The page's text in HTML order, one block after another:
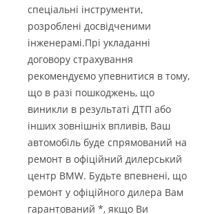
спеціальні інструменти,
розроблені досвідченими
інженерамі.Прі укладанні
договору страхування
рекомендуємо упевнитися в тому,
що в разі пошкоджень, що
виникли в результаті ДТП або
інших зовнішніх впливів, Ваш
автомобіль буде спрямований на
ремонт в офіційний дилерський
центр BMW. Будьте впевнені, що
ремонт у офіційного дилера Вам
гарантований *, якщо Ви